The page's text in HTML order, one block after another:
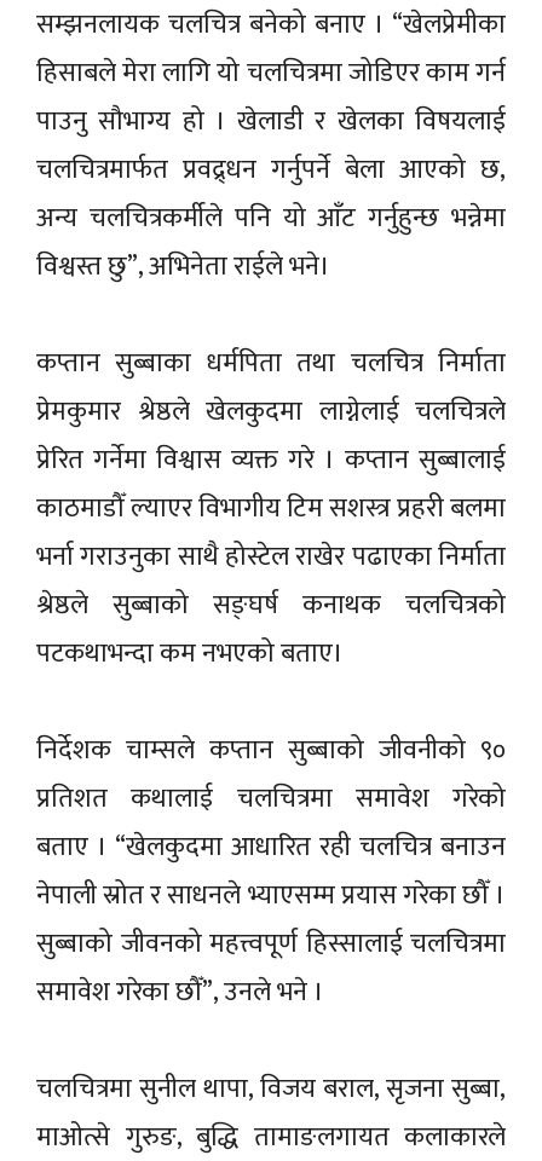
सम्झनलायक चलचित्र बनेको बनाए । “खेलप्रेमीका
हिसाबले मेरा लागि यो चलचित्रमा जोडिएर काम गर्न
पाउनु सौभाग्य हो । खेलाडी र खेलका विषयलाई
चलचित्रमार्फत प्रवद्र्धन गर्नुपर्ने बेला आएको छ,
अन्य चलचित्रकर्मीले पनि यो आँट गर्नुहुन्छ भन्नेमा
विश्वस्त छु”, अभिनेता राईले भने।
कप्तान सुब्बाका धर्मपिता तथा चलचित्र निर्माता
प्रेमकुमार श्रेष्ठले खेलकुदमा लाग्नेलाई चलचित्रले
प्रेरित गर्नेमा विश्वास व्यक्त गरे । कप्तान सुब्बालाई
काठमाडौँ ल्याएर विभागीय टिम सशस्त्र प्रहरी बलमा
भर्ना गराउनुका साथै होस्टेल राखेर पढाएका निर्माता
श्रेष्ठले सुब्बाको सङ्घर्ष कनाथक चलचित्रको
पटकथाभन्दा कम नभएको बताए।
निर्देशक चाम्सले कप्तान सुब्बाको जीवनीको ९०
प्रतिशत कथालाई चलचित्रमा समावेश गरेको
बताए । “खेलकुदमा आधारित रही चलचित्र बनाउन
नेपाली स्रोत र साधनले भ्याएसम्म प्रयास गरेका छौँ ।
सुब्बाको जीवनको महत्त्वपूर्ण हिस्सालाई चलचित्रमा
समावेश गरेका छौँ”, उनले भने ।
चलचित्रमा सुनील थापा, विजय बराल, सृजना सुब्बा,
माओत्से गुरुङ, बुद्धि तामाङलगायत कलाकारले